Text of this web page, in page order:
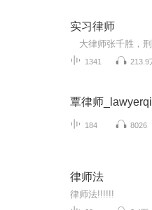
实习律师
1341 213.9
覃律师
184 8026
律师法
律师法!!!!!!